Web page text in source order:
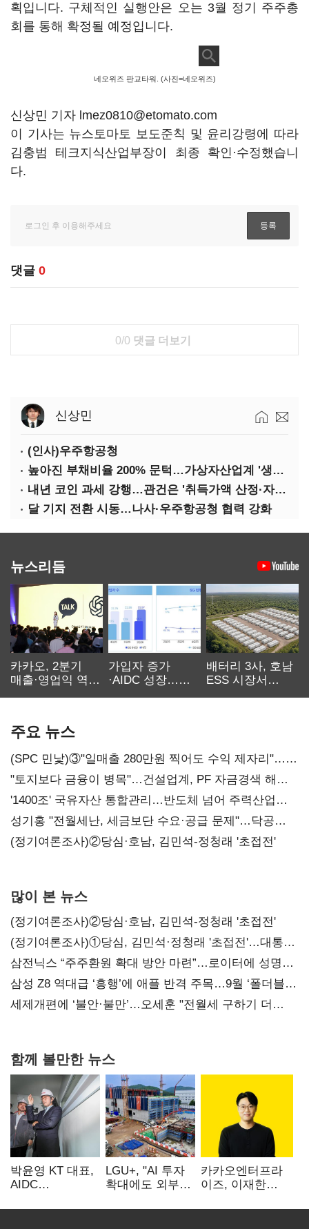
획입니다. 구체적인 실행안은 오는 3월 정기 주주총
회를 통해 확정될 예정입니다.
네오위즈 판교타워. (사진=네오위즈)
신상민 기자 lmez0810@etomato.com
이 기사는 뉴스토마토 보도준칙 및 윤리강령에 따라
김충범 테크지식산업부장이 최종 확인·수정했습니
다.
댓글 0
0/0 댓글 더보기
신상민
(인사)우주항공청
높아진 부채비율 200% 문턱…가상자산업계 '생존 시험대'
내년 코인 과세 강행…관건은 '취득가액 산정·자산 이동'
달 기지 전환 시동…나사·우주항공청 협력 강화
뉴스리듬
카카오, 2분기
매출·영업익 역대
가입자 증가
·AIDC 성장…
배터리 3사, 호남
ESS 시장서
주요 뉴스
(SPC 민낯)③"일매출 280만원 찍어도 수익 제자리"…
점주 울리는 '상시 할인'
"토지보다 금융이 병목"…건설업계, PF 자금경색 해소
목소리
'1400조' 국유자산 통합관리…반도체 넘어 주력산업
구조혁신
성기홍 "전월세난, 세금보단 수요·공급 문제"…닥공
시사
(정기여론조사)②당심·호남, 김민석-정청래 '초접전'
많이 본 뉴스
(정기여론조사)②당심·호남, 김민석-정청래 '초접전'
(정기여론조사)①당심, 김민석·정청래 '초접전'…대통령
지지도 '50% 아래로'(종합)
삼전닉스 “주주환원 확대 방안 마련”…로이터에 성명
보내
삼성 Z8 역대급 ‘흥행’에 애플 반격 주목…9월 ‘폴더블
대전’
세제개편에 ‘불안·불만’…오세훈 "전월세 구하기 더
함께 볼만한 뉴스
박윤영 KT 대표,
AIDC
플랫폼 핵심
LGU+, "AI 투자
확대에도 외부
파주 AIDC
카카오엔터프라
이즈, 이재한